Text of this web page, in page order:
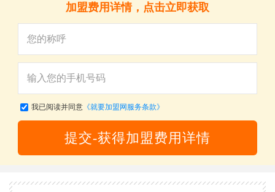
加盟费用详情，点击立即获取
我已阅读并同意《就要加盟网服务条款》
提交-获得加盟费用详情